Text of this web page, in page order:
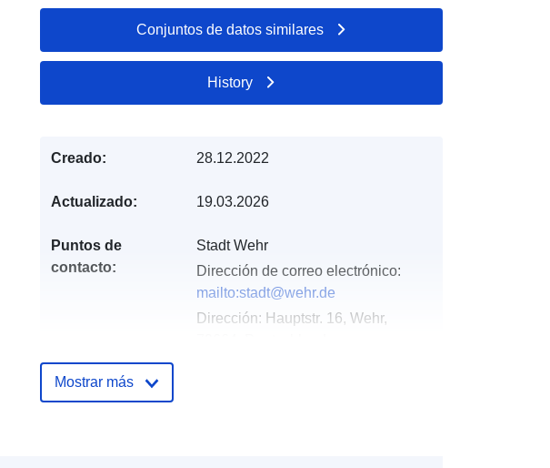
Conjuntos de datos similares
History
Creado: 28.12.2022
Actualizado: 19.03.2026
Puntos de
contacto:
Stadt Wehr
Dirección de correo electrónico:
mailto:stadt@wehr.de
Dirección: Hauptstr. 16, Wehr,
Mostrar más